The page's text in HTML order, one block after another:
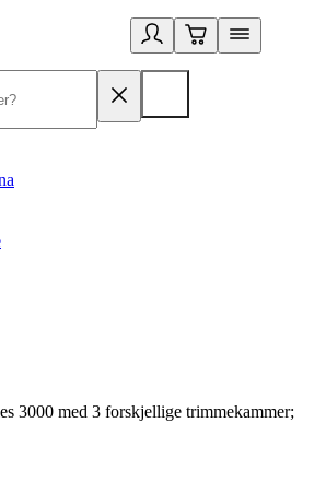
3000 med 3 forskjellige trimmekammer;